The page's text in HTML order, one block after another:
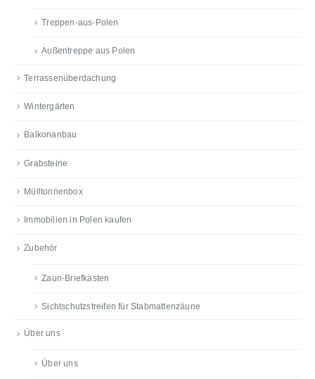
Treppen-aus-Polen
Außentreppe aus Polen
Terrassenüberdachung
Wintergärten
Balkonanbau
Grabsteine
Mülltonnenbox
Immobilien in Polen kaufen
Zubehör
Zaun-Briefkästen
Sichtschutzstreifen für Stabmattenzäune
Über uns
Über uns